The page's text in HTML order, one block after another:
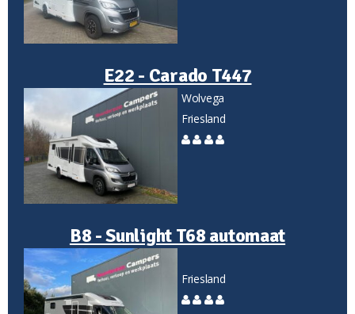
E22 - Carado T447
Wolvega
Friesland
B8 - Sunlight T68 automaat
Friesland